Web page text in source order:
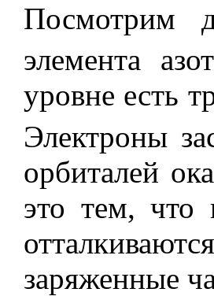
Посмотрим
элемента
уровне есть
Электроны
орбиталей
это тем, что
заряженные